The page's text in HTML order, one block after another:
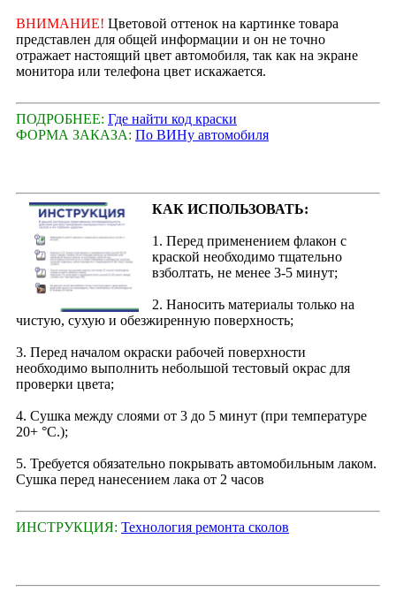
ВНИМАНИЕ! Цветовой оттенок на картинке товара
представлен для общей информации и он не точно
отражает настоящий цвет автомобиля, так как на экране
монитора или телефона цвет искажается.
ПОДРОБНЕЕ: Где найти код краски
ФОРМА ЗАКАЗА: По ВИНу автомобиля
КАК ИСПОЛЬЗОВАТЬ:
1. Перед применением флакон с
краской необходимо тщательно
взболтать, не менее 3-5 минут;
2. Наносить материалы только на
чистую, сухую и обезжиренную поверхность;
3. Перед началом окраски рабочей поверхности
необходимо выполнить небольшой тестовый окрас для
проверки цвета;
4. Сушка между слоями от 3 до 5 минут (при температуре
20+ °С.);
5. Требуется обязательно покрывать автомобильным лаком.
Сушка перед нанесением лака от 2 часов
ИНСТРУКЦИЯ: Технология ремонта сколов